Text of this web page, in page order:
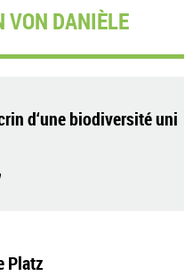
VON DANIÈLE
d‘une biodiversité uni
Platz